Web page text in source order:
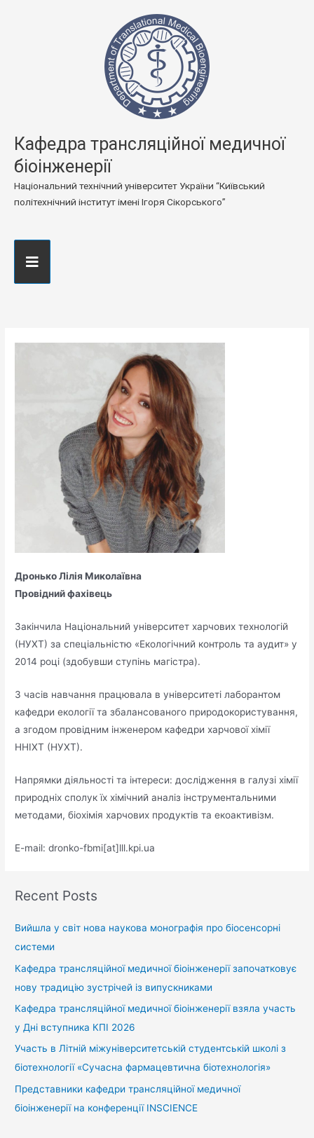
Кафедра трансляційної медичної
біоінженерії
Національний технічний університет України “Київський
політехнічний інститут імені Ігоря Сікорського”
Дронько Лілія Миколаївна
Провідний фахівець
Закінчила Національний університет харчових технологій
(НУХТ) за спеціальністю «Екологічний контроль та аудит» у
2014 році (здобувши ступінь магістра).
З часів навчання працювала в університеті лаборантом
кафедри екології та збалансованого природокористування,
а згодом провідним інженером кафедри харчової хімії
ННІХТ (НУХТ).
Напрямки діяльності та інтереси: дослідження в галузі хімії
природніх сполук їх хімічний аналіз інструментальними
методами, біохімія харчових продуктів та екоактивізм.
E-mail: dronko-fbmi[at]lll.kpi.ua
Recent Posts
Вийшла у світ нова наукова монографія про біосенсорні
системи
Кафедра трансляційної медичної біоінженерії започатковує
нову традицію зустрічей із випускниками
Кафедра трансляційної медичної біоінженерії взяла участь
у Дні вступника КПІ 2026
Участь в Літній міжуніверситетській студентській школі з
біотехнології «Сучасна фармацевтична біотехнологія»
Представники кафедри трансляційної медичної
біоінженерії на конференції INSCIENCE